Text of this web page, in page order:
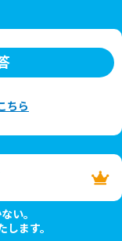
ちら
い。
ます。